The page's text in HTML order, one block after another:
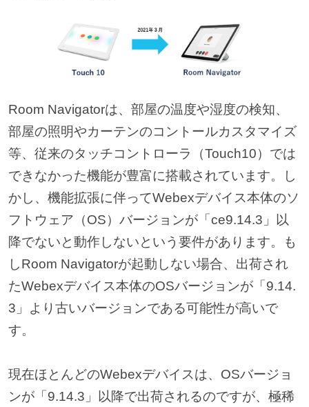
Room Navigatorは、部屋の温度や湿度の検知、
部屋の照明やカーテンのコントールカスタマイズ
等、従来のタッチコントローラ（Touch10）では
できなかった機能が豊富に搭載されています。し
かし、機能拡張に伴ってWebexデバイス本体のソ
フトウェア（OS）バージョンが「ce9.14.3」以
降でないと動作しないという要件があります。も
しRoom Navigatorが起動しない場合、出荷され
たWebexデバイス本体のOSバージョンが「9.14.
3」より古いバージョンである可能性が高いで
す。
現在ほとんどのWebexデバイスは、OSバージョ
ンが「9.14.3」以降で出荷されるのですが、極稀